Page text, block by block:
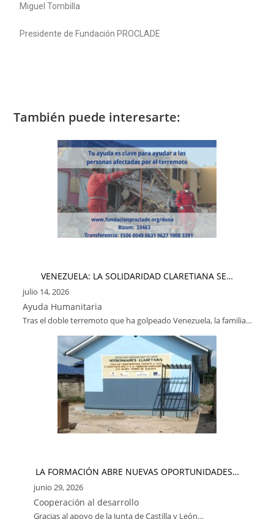
Miguel Tombilla
Presidente de Fundación PROCLADE
También puede interesarte:
VENEZUELA: LA SOLIDARIDAD CLARETIANA SE…
julio 14, 2026
Ayuda Humanitaria
Tras el doble terremoto que ha golpeado Venezuela, la familia…
LA FORMACIÓN ABRE NUEVAS OPORTUNIDADES…
junio 29, 2026
Cooperación al desarrollo
Gracias al apoyo de la Junta de Castilla y León…